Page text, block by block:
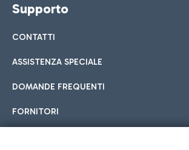
Supporto
CONTATTI
ASSISTENZA SPECIALE
DOMANDE FREQUENTI
FORNITORI